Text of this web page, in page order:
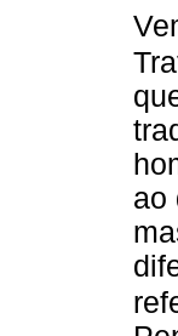
ao